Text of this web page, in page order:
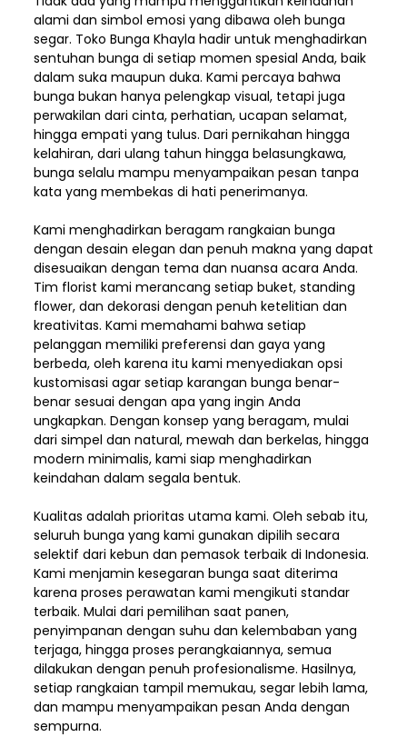
alami dan simbol emosi yang dibawa oleh bunga
segar. Toko Bunga Khayla hadir untuk menghadirkan
sentuhan bunga di setiap momen spesial Anda, baik
dalam suka maupun duka. Kami percaya bahwa
bunga bukan hanya pelengkap visual, tetapi juga
perwakilan dari cinta, perhatian, ucapan selamat,
hingga empati yang tulus. Dari pernikahan hingga
kelahiran, dari ulang tahun hingga belasungkawa,
bunga selalu mampu menyampaikan pesan tanpa
kata yang membekas di hati penerimanya.
Kami menghadirkan beragam rangkaian bunga
dengan desain elegan dan penuh makna yang dapat
disesuaikan dengan tema dan nuansa acara Anda.
Tim florist kami merancang setiap buket, standing
flower, dan dekorasi dengan penuh ketelitian dan
kreativitas. Kami memahami bahwa setiap
pelanggan memiliki preferensi dan gaya yang
berbeda, oleh karena itu kami menyediakan opsi
kustomisasi agar setiap karangan bunga benar-
benar sesuai dengan apa yang ingin Anda
ungkapkan. Dengan konsep yang beragam, mulai
dari simpel dan natural, mewah dan berkelas, hingga
modern minimalis, kami siap menghadirkan
keindahan dalam segala bentuk.
Kualitas adalah prioritas utama kami. Oleh sebab itu,
seluruh bunga yang kami gunakan dipilih secara
selektif dari kebun dan pemasok terbaik di Indonesia.
Kami menjamin kesegaran bunga saat diterima
karena proses perawatan kami mengikuti standar
terbaik. Mulai dari pemilihan saat panen,
penyimpanan dengan suhu dan kelembaban yang
terjaga, hingga proses perangkaiannya, semua
dilakukan dengan penuh profesionalisme. Hasilnya,
setiap rangkaian tampil memukau, segar lebih lama,
dan mampu menyampaikan pesan Anda dengan
sempurna.